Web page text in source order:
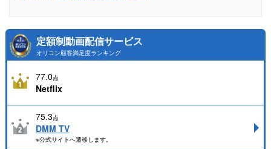
定額制動画配信サービス
オリコン顧客満足度ランキング
77.0点
Netflix
75.3点
DMM TV
※公式サイトへ遷移します。